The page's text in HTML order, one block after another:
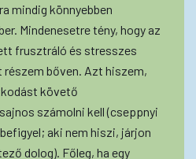
mindig könnyebben
Mindenesetre tény, hogy az
frusztráló és stresszes
bőven. Azt hiszem,
követő
számolni kell (cseppnyi
aki nem hiszi, járjon
dolog). Főleg, ha egy